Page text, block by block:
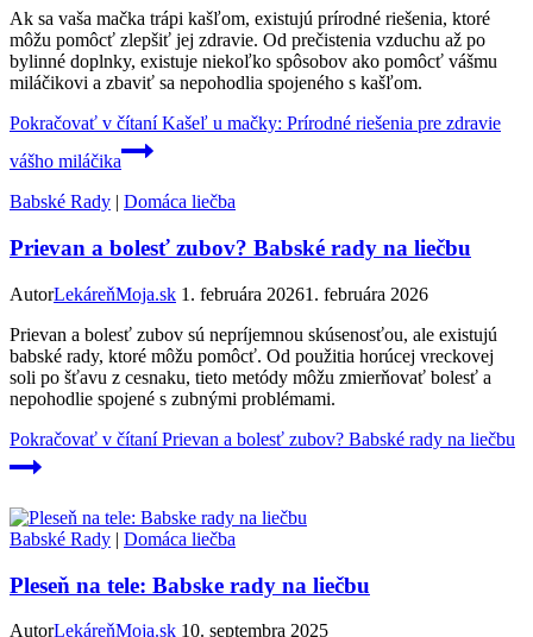
Ak sa vaša mačka trápi kašľom, existujú prírodné riešenia, ktoré
môžu pomôcť zlepšiť jej zdravie. Od prečistenia vzduchu až po
bylinné doplnky, existuje niekoľko spôsobov ako pomôcť vášmu
miláčikovi a zbaviť sa nepohodlia spojeného s kašľom.
Pokračovať v čítaníKašeľ u mačky: Prírodné riešenia pre zdravie
vášho miláčika
Babské Rady | Domáca liečba
Prievan a bolesť zubov? Babské rady na liečbu
AutorLekáreňMoja.sk 1. februára 20261. februára 2026
Prievan a bolesť zubov sú nepríjemnou skúsenosťou, ale existujú
babské rady, ktoré môžu pomôcť. Od použitia horúcej vreckovej
soli po šťavu z cesnaku, tieto metódy môžu zmierňovať bolesť a
nepohodlie spojené s zubnými problémami.
Pokračovať v čítaníPrievan a bolesť zubov? Babské rady na liečbu
Babské Rady | Domáca liečba
Pleseň na tele: Babske rady na liečbu
AutorLekáreňMoja.sk 10. septembra 2025